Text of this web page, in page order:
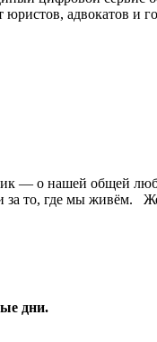
юристов, адвокатов и
о нашей общей любви
за то, где мы живём.
дни.